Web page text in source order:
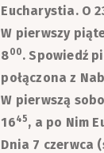
Eucharystia. O
W pierwszy
800. Spowiedź
połączona z
W pierwszą
1645, a po Nim
Dnia 7 czerwca